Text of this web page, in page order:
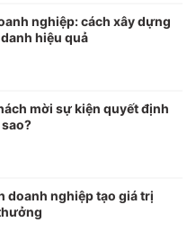
nghiệp: cách xây dựng
hiệu quả
mời sự kiện quyết định
doanh nghiệp tạo giá trị